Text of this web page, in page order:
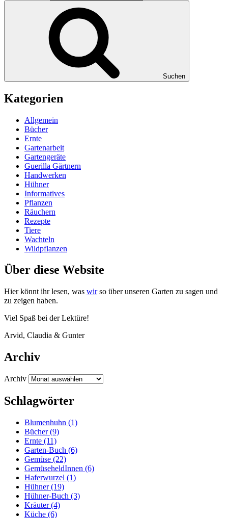
Suchen
Kategorien
Allgemein
Bücher
Ernte
Gartenarbeit
Gartengeräte
Guerilla Gärtnern
Handwerken
Hühner
Informatives
Pflanzen
Räuchern
Rezepte
Tiere
Wachteln
Wildpflanzen
Über diese Website
Hier könnt ihr lesen, was wirso über unse­ren Gar­ten zu sagen und
zu zei­gen haben.
Viel Spaß bei der Lektüre!
Arvid, Clau­dia & Gunter
Archiv
Archiv
Schlagwörter
Blumenhuhn (1)
Bücher(9)
Ernte (11)
Garten-Buch (6)
Gemüse (22)
GemüseheldInnen (6)
Haferwurzel (1)
Hühner(19)
Hühner-Buch (3)
Kräuter(4)
Küche (6)